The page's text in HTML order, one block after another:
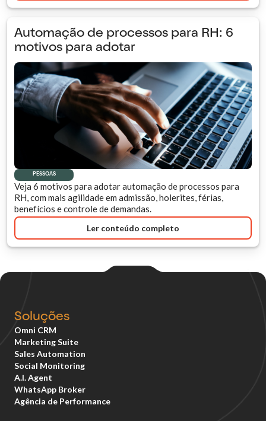
Automação de processos para RH: 6
motivos para adotar
PESSOAS
Veja 6 motivos para adotar automação de processos para
RH, com mais agilidade em admissão, holerites, férias,
benefícios e controle de demandas.
Ler conteúdo completo
Soluções
Omni CRM
Marketing Suite
Sales Automation
Social Monitoring
A.I. Agent
WhatsApp Broker
Agência de Performance